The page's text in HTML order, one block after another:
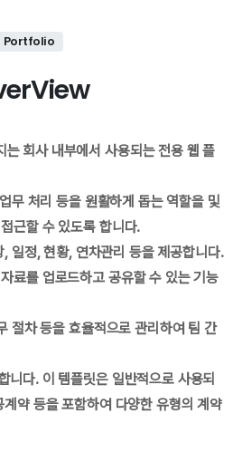
Portfolio
erView
회사 내부에서 사용되는 전용 웹 플
무 처리 등을 원활하게 돕는 역할을 및
근할 수 있도록 합니다.
일정, 현황, 연차관리 등을 제공합니다.
료를 업로드하고 공유할 수 있는 기능
절차 등을 효율적으로 관리하여 팀 간
니다. 이 템플릿은 일반적으로 사용되
약 등을 포함하여 다양한 유형의 계약